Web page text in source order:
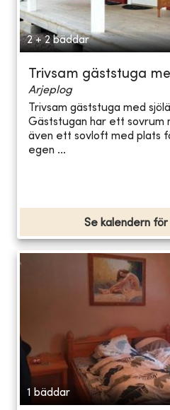
2 + 2 bäddar
Trivsam gäststuga
Arjeplog
Trivsam gäststuga med
Gäststugan har ett sovrum
även ett sovloft med plats
egen ...
Se kalendern
1 bäddar